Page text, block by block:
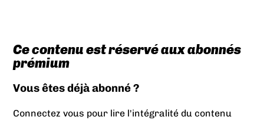
Ce contenu est réservé aux abonnés
prémium
Vous êtes déjà abonné ?
Connectez vous pour lire l'intégralité du contenu